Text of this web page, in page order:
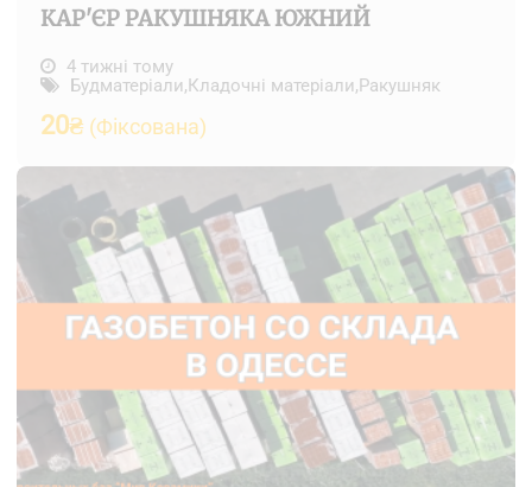
КАР'ЄР РАКУШНЯКА ЮЖНИЙ
4 тижні тому
Будматеріали,Кладочні матеріали,Ракушняк
20₴ (Фіксована)